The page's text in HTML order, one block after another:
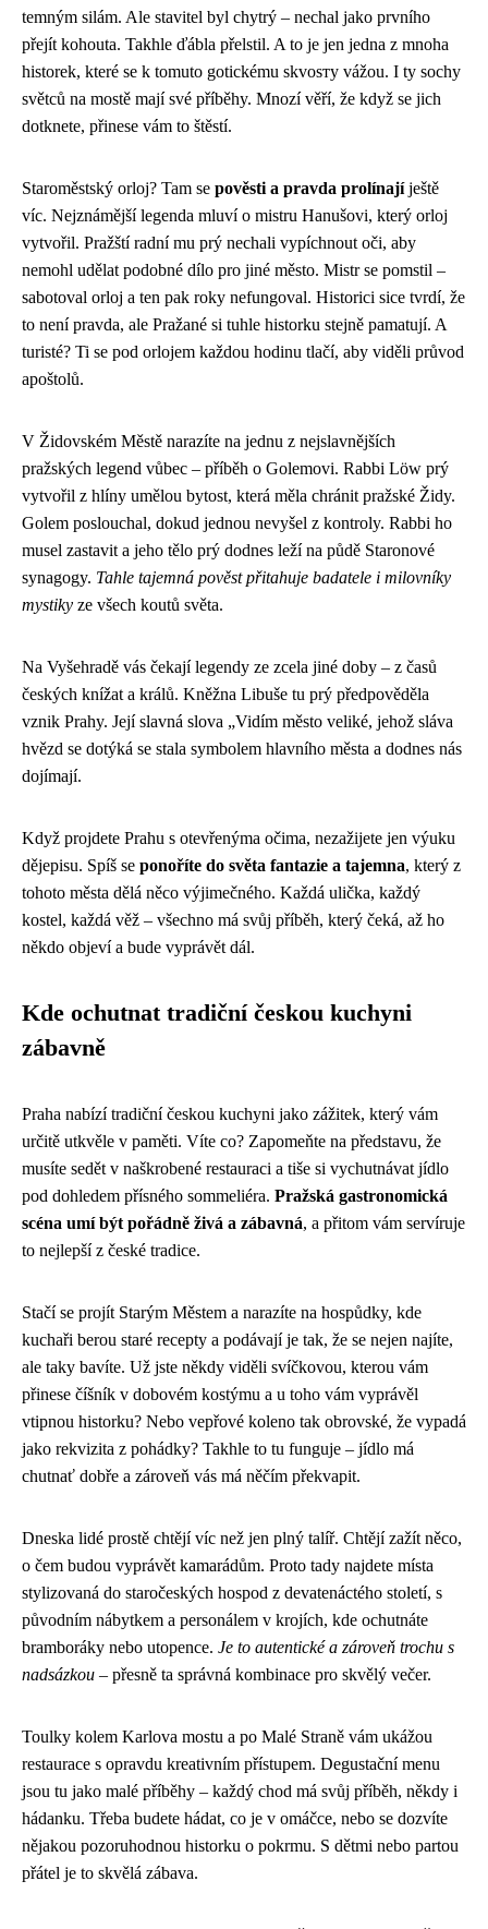
temným silám. Ale stavitel byl chytrý – nechal jako prvního
přejít kohouta. Takhle ďábla přelstil. A to je jen jedna z mnoha
historek, které se k tomuto gotickému skvosту vážou. I ty sochy
světců na mostě mají své příběhy. Mnozí věří, že když se jich
dotknete, přinese vám to štěstí.
Staroměstský orloj? Tam se pověsti a pravda prolínajíještě
víc. Nejznámější legenda mluví o mistru Hanušovi, který orloj
vytvořil. Pražští radní mu prý nechali vypíchnout oči, aby
nemohl udělat podobné dílo pro jiné město. Mistr se pomstil –
sabotoval orloj a ten pak roky nefungoval. Historici sice tvrdí, že
to není pravda, ale Pražané si tuhle historku stejně pamatují. A
turisté? Ti se pod orlojem každou hodinu tlačí, aby viděli průvod
apoštolů.
V Židovském Městě narazíte na jednu z nejslavnějších
pražských legend vůbec – příběh o Golemovi. Rabbi Löw prý
vytvořil z hlíny umělou bytost, která měla chránit pražské Židy.
Golem poslouchal, dokud jednou nevyšel z kontroly. Rabbi ho
musel zastavit a jeho tělo prý dodnes leží na půdě Staronové
synagogy. Tahle tajemná pověst přitahuje badatele i milovníky
mystiky ze všech koutů světa.
Na Vyšehradě vás čekají legendy ze zcela jiné doby – z časů
českých knížat a králů. Kněžna Libuše tu prý předpověděla
vznik Prahy. Její slavná slova „Vidím město veliké, jehož sláva
hvězd se dotýká se stala symbolem hlavního města a dodnes nás
dojímají.
Když projdete Prahu s otevřenýma očima, nezažijete jen výuku
dějepisu. Spíš se ponoříte do světa fantazie a tajemna, který z
tohoto města dělá něco výjimečného. Každá ulička, každý
kostel, každá věž – všechno má svůj příběh, který čeká, až ho
někdo objeví a bude vyprávět dál.
Kde ochutnat tradiční českou kuchyni
zábavně
Praha nabízí tradiční českou kuchyni jako zážitek, který vám
určitě utkvěle v paměti. Víte co? Zapomeňte na představu, že
musíte sedět v naškrobené restauraci a tiše si vychutnávat jídlo
pod dohledem přísného sommeliéra. Pražská gastronomická
scéna umí být pořádně živá a zábavná, a přitom vám servíruje
to nejlepší z české tradice.
Stačí se projít Starým Městem a narazíte na hospůdky, kde
kuchaři berou staré recepty a podávají je tak, že se nejen najíte,
ale taky bavíte. Už jste někdy viděli svíčkovou, kterou vám
přinese číšník v dobovém kostýmu a u toho vám vyprávěl
vtipnou historku? Nebo vepřové koleno tak obrovské, že vypadá
jako rekvizita z pohádky? Takhle to tu funguje – jídlo má
chutnať dobře a zároveň vás má něčím překvapit.
Dneska lidé prostě chtějí víc než jen plný talíř. Chtějí zažít něco,
o čem budou vyprávět kamarádům. Proto tady najdete místa
stylizovaná do staročeských hospod z devatenáctého století, s
původním nábytkem a personálem v krojích, kde ochutnáte
bramboráky nebo utopence. Je to autentické a zároveň trochu s
nadsázkou – přesně ta správná kombinace pro skvělý večer.
Toulky kolem Karlova mostu a po Malé Straně vám ukážou
restaurace s opravdu kreativním přístupem. Degustační menu
jsou tu jako malé příběhy – každý chod má svůj příběh, někdy i
hádanku. Třeba budete hádat, co je v omáčce, nebo se dozvíte
nějakou pozoruhodnou historku o pokrmu. S dětmi nebo partou
přátel je to skvělá zábava.